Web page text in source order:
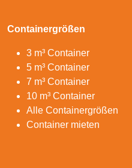
Containergrößen
3 m³ Container
5 m³ Container
7 m³ Container
10 m³ Container
Alle Containergrößen
Container mieten